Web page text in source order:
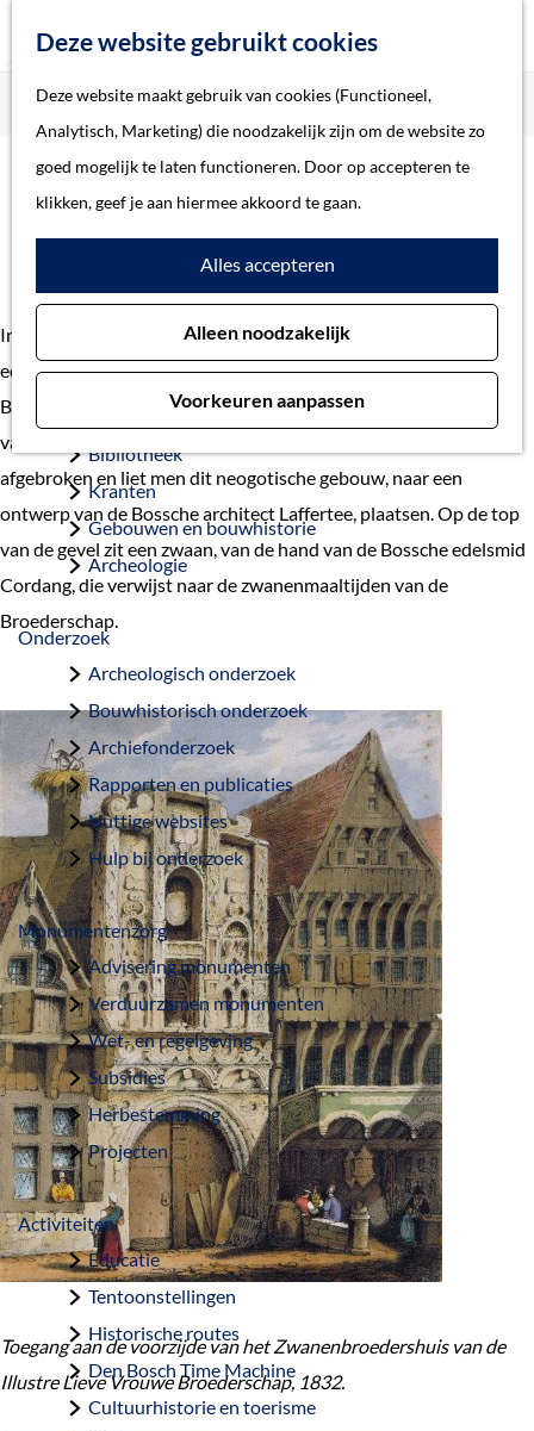
Deze website gebruikt cookies
Deze website maakt gebruik van cookies (Functioneel,
Analytisch, Marketing) die noodzakelijk zijn om de website zo
goed mogelijk te laten functioneren. Door op accepteren te
klikken, geef je aan hiermee akkoord te gaan.
Alles accepteren
Alleen noodzakelijk
Voorkeuren aanpassen
e
p
a
g
e
k
e
Home
Verhalen
Thema
Soort object
Collecties
Beeld en geluid
Bibliotheek
Kranten
Gebouwen en bouwhistorie
Archeologie
Onderzoek
Archeologisch onderzoek
Bouwhistorisch onderzoek
Archiefonderzoek
Rapporten en publicaties
Nuttige websites
Hulp bij onderzoek
Monumentenzorg
Advisering monumenten
Verduurzamen monumenten
Wet- en regelgeving
Subsidies
Herbestemming
Projecten
Activiteiten
Educatie
Tentoonstellingen
Historische routes
Den Bosch Time Machine
Cultuurhistorie en toerisme
Home Verhalen Zwanenbroedershuis
Zwanenbroedershuis
In 1318 stichtten enige Bosschenaren in de stad
een Broederschap ter ere van Maria, de Illustre Lieve Vrouwe
Broederschap. In 1483 vestigde zij zich op de huidige locatie
van Hinthamerstraat 94. In 1847 werd het middeleeuwse pand
afgebroken en liet men dit neogotische gebouw, naar een
ontwerp van de Bossche architect Laffertee, plaatsen. Op de top
van de gevel zit een zwaan, van de hand van de Bossche edelsmid
Cordang, die verwijst naar de zwanenmaaltijden van de
Broederschap.
Toegang aan de voorzijde van het Zwanenbroedershuis van de
Illustre Lieve Vrouwe Broederschap, 1832.